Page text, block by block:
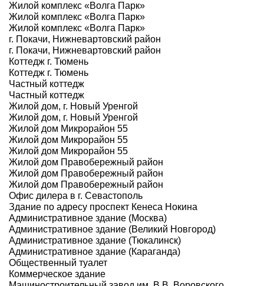
Жилой комплекс «Волга Парк»
Жилой комплекс «Волга Парк»
Жилой комплекс «Волга Парк»
г. Покачи, Нижневартовский район
г. Покачи, Нижневартовский район
Коттедж г. Тюмень
Коттедж г. Тюмень
Частный коттедж
Частный коттедж
Жилой дом, г. Новый Уренгой
Жилой дом, г. Новый Уренгой
Жилой дом Микрорайон 55
Жилой дом Микрорайон 55
Жилой дом Микрорайон 55
Жилой дом Правобережный район
Жилой дом Правобережный район
Жилой дом Правобережный район
Офис дилера в г. Севастополь
Здание по адресу проспект Кенеса Нокина
Административное здание (Москва)
Административное здание (Великий Новгород)
Административное здание (Тюкалинск)
Административное здание (Караганда)
Общественный туалет
Коммерческое здание